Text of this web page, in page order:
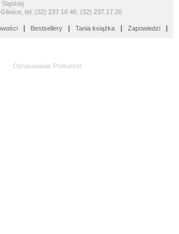
Śląskiej
tel. (32) 237 18 48, (32) 237 17 26
Bestsellery Tania książka Zapowiedzi
Opracowanie Prekursor